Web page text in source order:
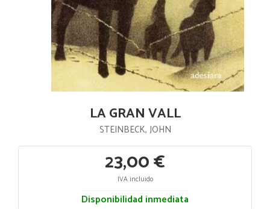
LA GRAN VALL
STEINBECK, JOHN
23,00 €
IVA incluido
Disponibilidad inmediata